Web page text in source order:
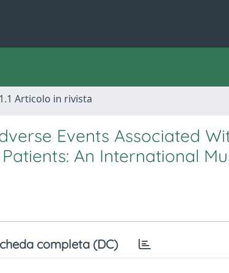
1.1 Articolo in rivista
Events Associated
An International
completa (DC)